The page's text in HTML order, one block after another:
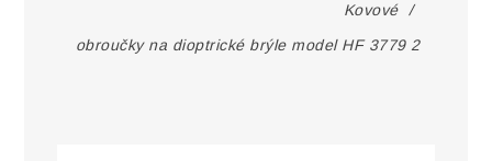
Kovové /
obroučky na dioptrické brýle model HF 3779 2